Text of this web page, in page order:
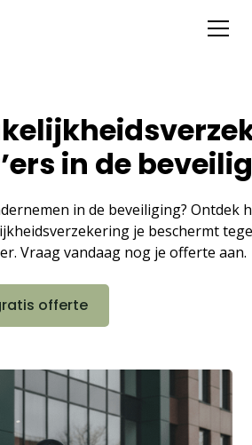
in de
in de beveiliging? Ontdek
je beschermt
Vraag vandaag nog je offerte aan.
offerte